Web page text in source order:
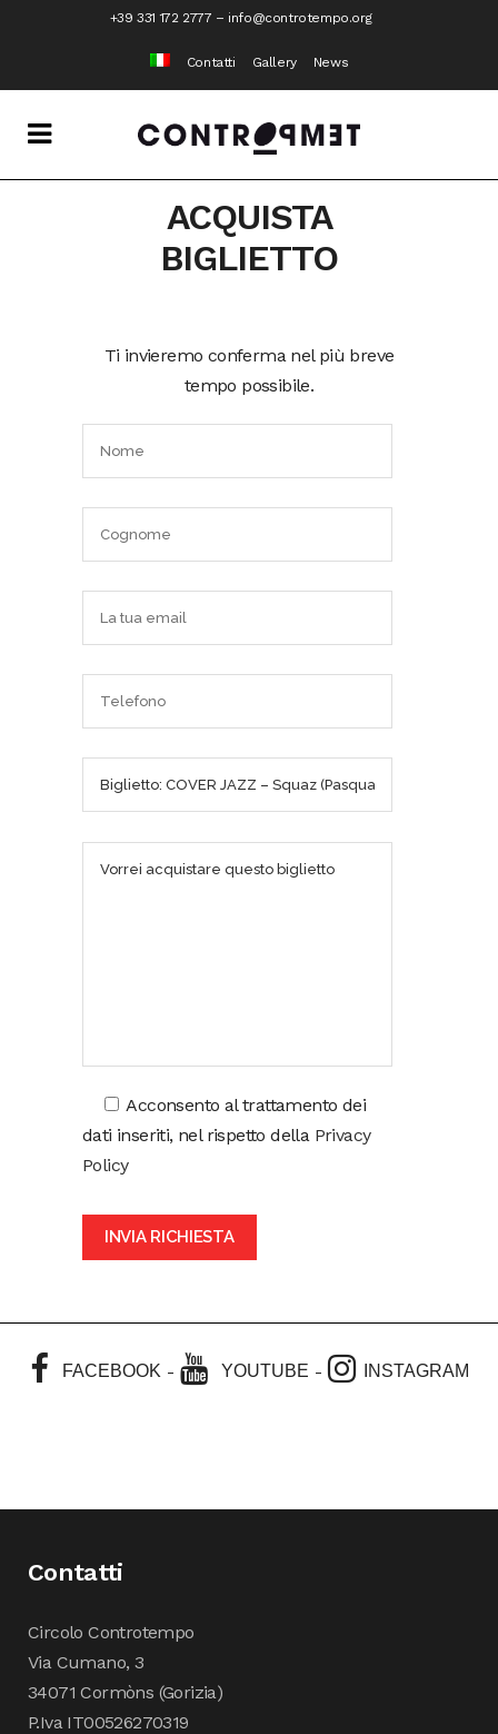
+39 331 172 2777 – info@controtempo.org
Contatti Gallery News
ACQUISTA
BIGLIETTO
Ti invieremo conferma nel più breve
tempo possibile.
Acconsento al trattamento dei
dati inseriti, nel rispetto della Privacy
Policy
FACEBOOK- YOUTUBE - INSTAGRAM
Contatti
Circolo Controtempo
Via Cumano, 3
34071 Cormòns (Gorizia)
P.Iva IT00526270319